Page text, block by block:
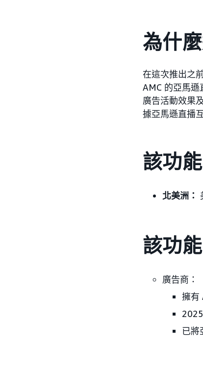
為什
在這次推出之
AMC 的亞馬遜
廣告活動效果
據亞馬遜直播
該功
北美洲：
該功
廣告商：
擁有
已將